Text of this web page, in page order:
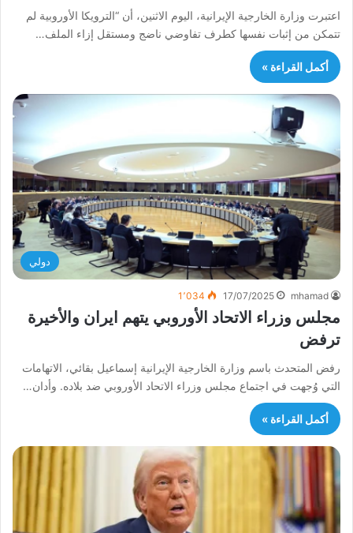
اعتبرت وزارة الخارجية الإيرانية، اليوم الاثنين، أن “الترويكا الأوروبية لم
تتمكن من إثبات نفسها كطرف تفاوضي ناضج ومستقل إزاء الملف…
أكمل القراءة »
دولي
mhamad
17/07/2025 1٬034
مجلس وزراء الاتحاد الأوروبي يتهم ايران والأخيرة
ترفض
رفض المتحدث باسم وزارة الخارجية الإيرانية إسماعيل بقائي، الاتهامات
التي وُجهت في اجتماع مجلس وزراء الاتحاد الأوروبي ضد بلاده. وأدان…
أكمل القراءة »